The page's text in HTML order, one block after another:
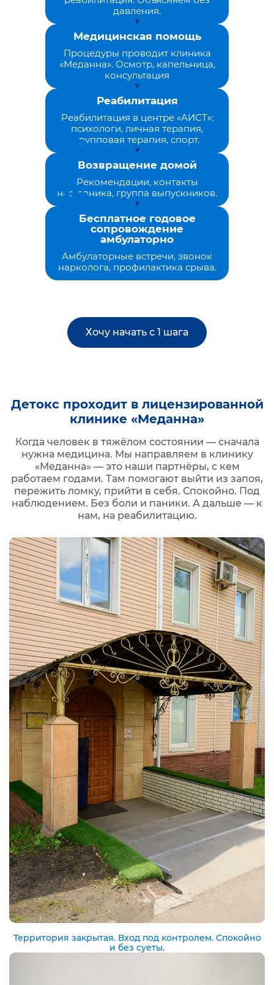
давления.
Медицинская помощь
Процедуры проводит клиника
«Меданна». Осмотр, капельница,
консультация
Реабилитация
Реабилитация в центре «АИСТ»:
психологи, личная терапия,
групповая терапия, спорт.
Возвращение домой
Рекомендации, контакты
наставника, группа выпускников.
Бесплатное годовое
сопровождение
амбулаторно
Амбулаторные встречи, звонок
нарколога, профилактика срыва.
Хочу начать с 1 шага
Детокс проходит в лицензированной
клинике «Меданна»
Когда человек в тяжёлом состоянии — сначала
нужна медицина. Мы направляем в клинику
«Меданна» — это наши партнёры, с кем
работаем годами. Там помогают выйти из запоя,
пережить ломку, прийти в себя. Спокойно. Под
наблюдением. Без боли и паники. А дальше — к
нам, на реабилитацию.
Территория закрытая. Вход под контролем. Спокойно
и без суеты.